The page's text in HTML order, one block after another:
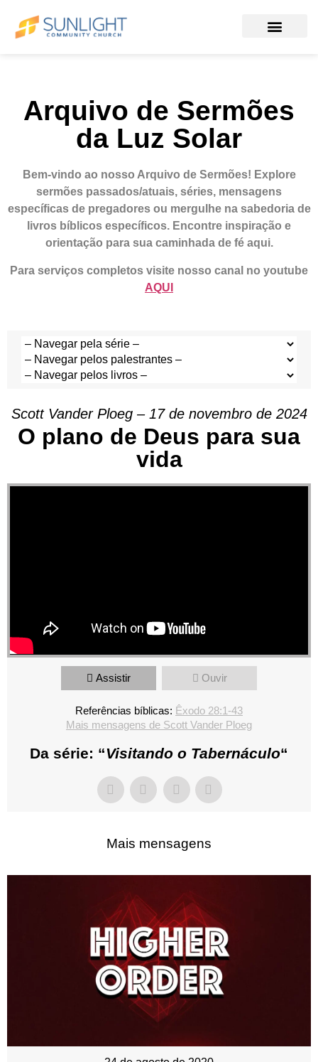
Arquivo de Sermões
da Luz Solar
Bem-vindo ao nosso Arquivo de Sermões! Explore
sermões passados/atuais, séries, mensagens
específicas de pregadores ou mergulhe na sabedoria de
livros bíblicos específicos. Encontre inspiração e
orientação para sua caminhada de fé aqui.
Para serviços completos visite nosso canal no youtube
AQUI
Scott Vander Ploeg – 17 de novembro de 2024
O plano de Deus para sua
vida
Assistir Ouvir
Referências bíblicas: Êxodo 28:1-43
Mais mensagens de Scott Vander Ploeg
Da série: “Visitando o Tabernáculo“
Mais mensagens